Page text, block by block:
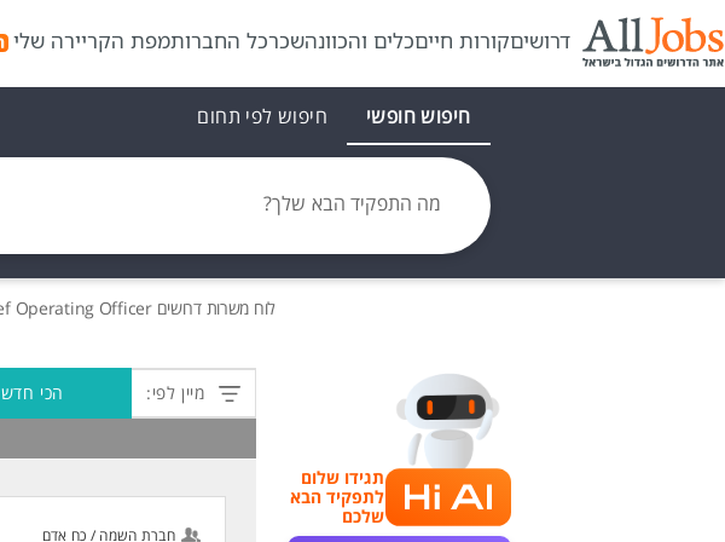
דרושיםקורות חייםכלים והכוונהשכרכל החברותמפת הקריירה שלי
חיפוש חופשי חיפוש לפי תחום
מה התפקיד הבא שלך?
לוח משרותדרושים Chief Operating Officer ברחובות, לחיפוש זה נמצאו
תגידו שלום
לתפקיד הבא
שלכם
מיין לפי: הכי חדש
חברת השמה / כח אדם